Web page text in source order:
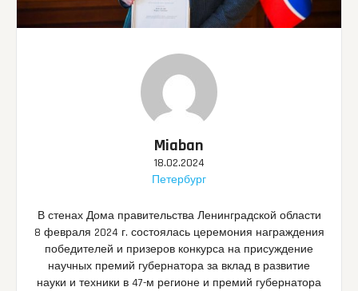
Miaban
18.02.2024
Петербург
В стенах Дома правительства Ленинградской области
8 февраля 2024 г. состоялась церемония награждения
победителей и призеров конкурса на присуждение
научных премий губернатора за вклад в развитие
науки и техники в 47-м регионе и премий губернатора